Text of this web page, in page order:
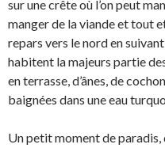
sur une crête où l’on peut
manger de la viande et tout
repars vers le nord en
habitent la majeurs partie
en terrasse, d’ânes, de
baignées dans une eau
Un petit moment de paradis,